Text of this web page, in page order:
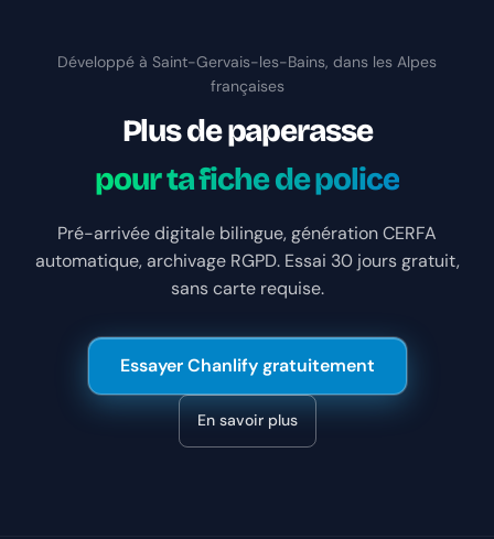
Développé à Saint-Gervais-les-Bains, dans les Alpes
françaises
Plus de paperasse
pour ta fiche de police
Pré-arrivée digitale bilingue, génération CERFA
automatique, archivage RGPD. Essai 30 jours gratuit,
sans carte requise.
Essayer Chanlify gratuitement
En savoir plus